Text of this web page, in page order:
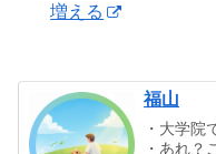
増える
福山
・大学院
・あれ？